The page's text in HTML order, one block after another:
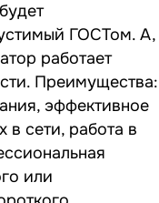
ГОСТом. А,
работает
Преимущества:
эффективное
в сети, работа в
или